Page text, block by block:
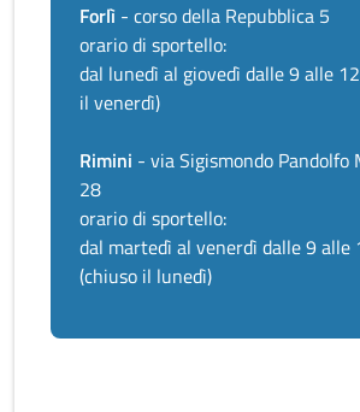
Forlì - corso della Repubblica 5
orario di sportello:
dal lunedì al giovedì dalle 9 alle
il venerdì)
Rimini - via Sigismondo Pandolfo
28
orario di sportello:
dal martedì al venerdì dalle 9 alle
(chiuso il lunedì)